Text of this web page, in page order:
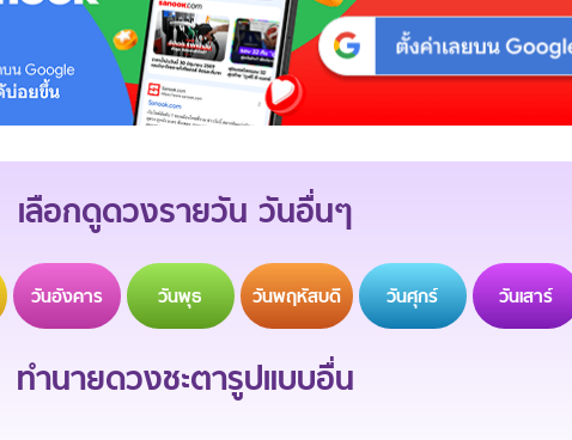
เลือกดูดวงรายวัน วันอื่นๆ
วันอังคาร วันพุธ วันพฤหัสบดี วันศุกร์ วันเสาร์
ทำนายดวงชะตารูปแบบอื่น